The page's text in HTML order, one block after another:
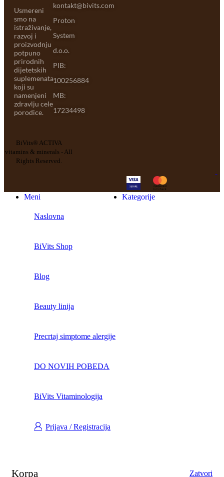
Usmereni
smo na
istraživanje,
razvoj i
proizvodnju
potpuno
prirodnih
dijetetskih
suplemenata
koji su
namenjeni
zdravlju cele
porodice.
kontakt@bivits.com
Proton
System
d.o.o.
PIB:
100256884
MB:
17234498
BiVits® ACTIVA
vitamins & minerals - All
Rights Reserved.
Meni Kategorije
Naslovna
BiVits Shop
Blog
Beauty linija
Precrtaj simptome alergije
DO NOVIH POBEDA
BiVits Vitaminologija
Prijava / Registracija
Korpa Zatvori